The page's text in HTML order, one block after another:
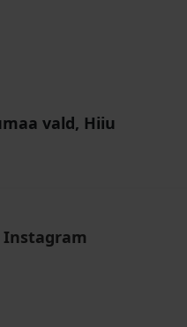
vald, Hiiu
Instagram